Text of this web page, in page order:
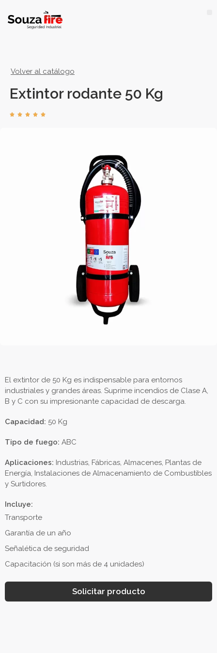
Volver al catálogo
Extintor rodante 50 Kg
    
El extintor de 50 Kg es indispensable para entornos
industriales y grandes áreas. Suprime incendios de Clase A,
B y C con su impresionante capacidad de descarga.
Capacidad: 50 Kg
Tipo de fuego: ABC
Aplicaciones: Industrias, Fábricas, Almacenes, Plantas de
Energía, Instalaciones de Almacenamiento de Combustibles
y Surtidores.
Incluye:
Transporte
Garantía de un año
Señalética de seguridad
Capacitación (si son más de 4 unidades)
Solicitar producto